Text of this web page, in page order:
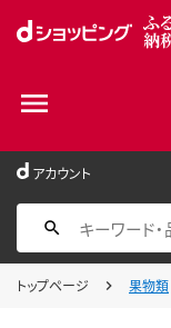
アカウント
トップページ 果物類